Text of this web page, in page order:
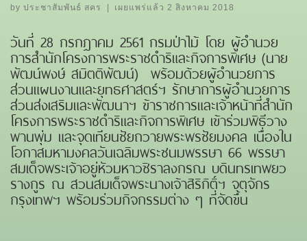
by ประชาสัมพันธ์ สคร เผยแพร่แล้ว2 สิงหาคม 2018
วันที่ 28 กรกฎาคม 2561 กรมป่าไม้ โดย ผู้อำนวย
การสำนักโครงการพระราชดำริและกิจการพิเศษ (นาย
พัฒน์พงษ์ สมิตติพัฒน์) พร้อมด้วยผู้อำนวยการ
ส่วนแผนงานและยุทธศาสตร์ฯ รักษาการผู้อำนวยการ
ส่วนส่งเสริมและพัฒนาฯ ข้าราชการและเจ้าหน้าที่สำนัก
โครงการพระราชดำริและกิจการพิเศษ เข้าร่วมพิธีวาง
พานพุ่ม และจุดเทียนชัยถวายพระพรชัยมงคล เนื่องใน
โอกาสมหามงคลวันเฉลิมพระชนมพรรษา 66 พรรษา
สมเด็จพระเจ้าอยู่หัวมหาวชิราลงกรณ บดินทรเทพยว
รางกูร ณ สวนสมเด็จพระนางเจ้าสิริกิติ์ฯ จตุจักร
กรุงเทพฯ พร้อมร่วมกิจกรรมต่าง ๆ ที่จัดขึ้น